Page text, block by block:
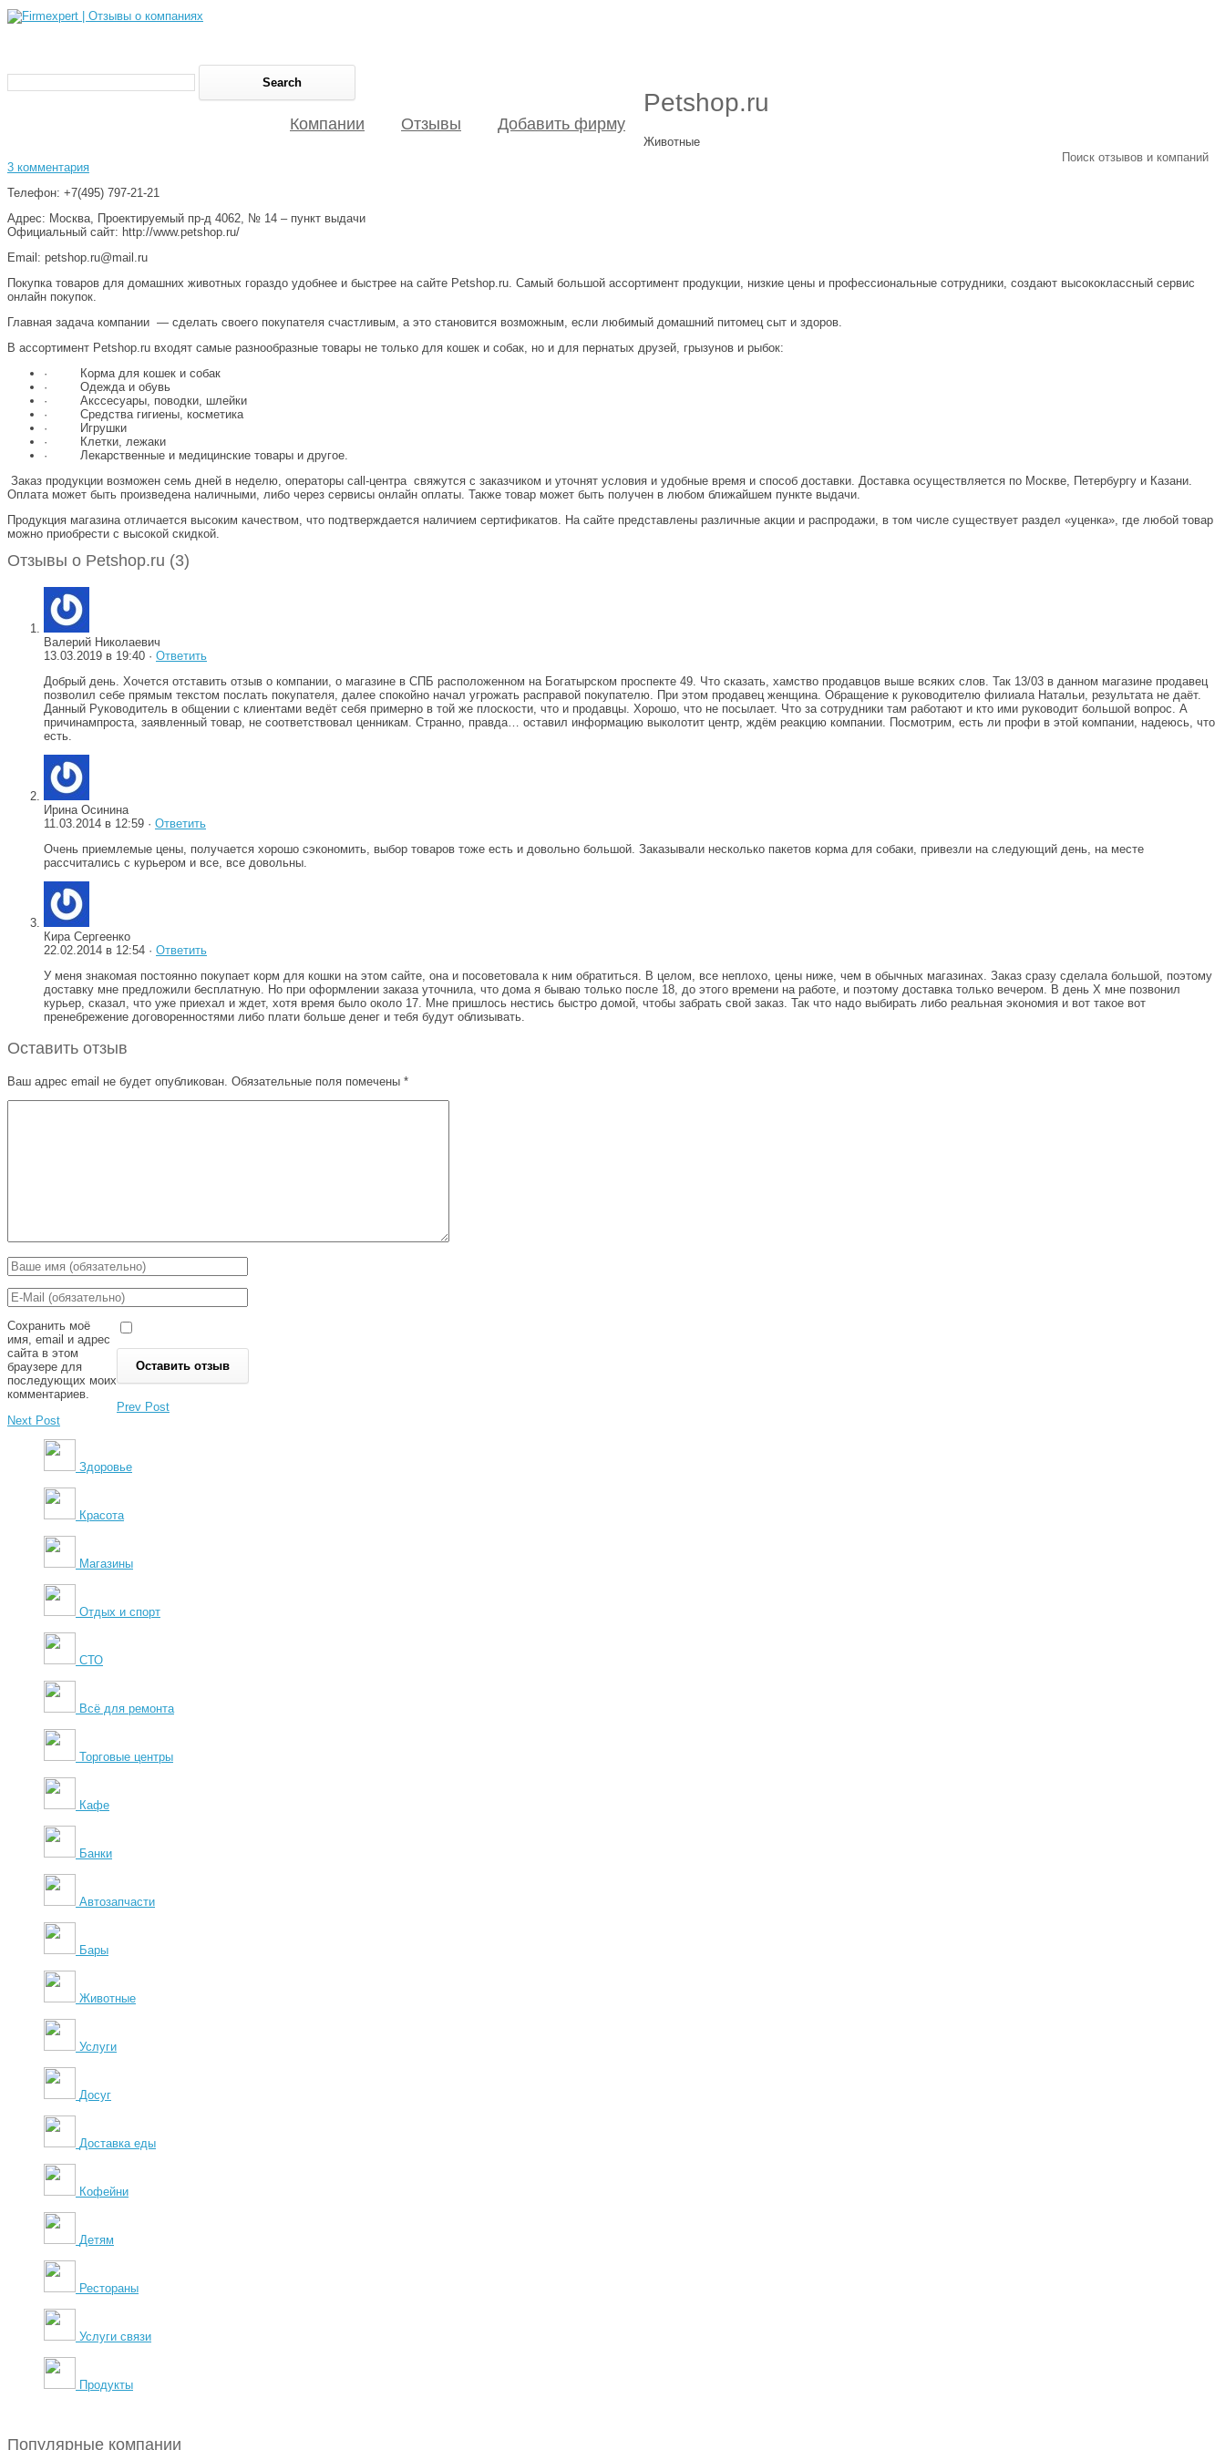
Поиск отзывов и компаний
Компании Отзывы Добавить фирму
Petshop.ru
Животные
3 комментария
Телефон: +7(495) 797-21-21
Адрес: Москва, Проектируемый пр-д 4062, № 14 – пункт выдачи
Официальный сайт: http://www.petshop.ru/
Email: petshop.ru@mail.ru
Покупка товаров для домашних животных гораздо удобнее и быстрее на сайте Petshop.ru. Самый большой ассортимент продукции, низкие цены и профессиональные сотрудники, создают высококлассный сервис
онлайн покупок.
Главная задача компании — сделать своего покупателя счастливым, а это становится возможным, если любимый домашний питомец сыт и здоров.
В ассортимент Petshop.ru входят самые разнообразные товары не только для кошек и собак, но и для пернатых друзей, грызунов и рыбок:
· Корма для кошек и собак
· Одежда и обувь
· Акссесуары, поводки, шлейки
· Средства гигиены, косметика
· Игрушки
· Клетки, лежаки
· Лекарственные и медицинские товары и другое.
Заказ продукции возможен семь дней в неделю, операторы call-центра свяжутся с заказчиком и уточнят условия и удобные время и способ доставки. Доставка осуществляется по Москве, Петербургу и Казани.
Оплата может быть произведена наличными, либо через сервисы онлайн оплаты. Также товар может быть получен в любом ближайшем пункте выдачи.
Продукция магазина отличается высоким качеством, что подтверждается наличием сертификатов. На сайте представлены различные акции и распродажи, в том числе существует раздел «уценка», где любой товар
можно приобрести с высокой скидкой.
Отзывы о Petshop.ru (3)
Валерий Николаевич
13.03.2019 в 19:40 · Ответить
Добрый день. Хочется отставить отзыв о компании, о магазине в СПБ расположенном на Богатырском проспекте 49. Что сказать, хамство продавцов выше всяких слов. Так 13/03 в данном магазине продавец
позволил себе прямым текстом послать покупателя, далее спокойно начал угрожать расправой покупателю. При этом продавец женщина. Обращение к руководителю филиала Натальи, результата не даёт.
Данный Руководитель в общении с клиентами ведёт себя примерно в той же плоскости, что и продавцы. Хорошо, что не посылает. Что за сотрудники там работают и кто ими руководит большой вопрос. А
причинампроста, заявленный товар, не соответствовал ценникам. Странно, правда… оставил информацию выколотит центр, ждём реакцию компании. Посмотрим, есть ли профи в этой компании, надеюсь, что
есть.
Ирина Осинина
11.03.2014 в 12:59 · Ответить
Очень приемлемые цены, получается хорошо сэкономить, выбор товаров тоже есть и довольно большой. Заказывали несколько пакетов корма для собаки, привезли на следующий день, на месте
рассчитались с курьером и все, все довольны.
Кира Сергеенко
22.02.2014 в 12:54 · Ответить
У меня знакомая постоянно покупает корм для кошки на этом сайте, она и посоветовала к ним обратиться. В целом, все неплохо, цены ниже, чем в обычных магазинах. Заказ сразу сделала большой, поэтому
доставку мне предложили бесплатную. Но при оформлении заказа уточнила, что дома я бываю только после 18, до этого времени на работе, и поэтому доставка только вечером. В день Х мне позвонил
курьер, сказал, что уже приехал и ждет, хотя время было около 17. Мне пришлось нестись быстро домой, чтобы забрать свой заказ. Так что надо выбирать либо реальная экономия и вот такое вот
пренебрежение договоренностями либо плати больше денег и тебя будут облизывать.
Оставить отзыв
Ваш адрес email не будет опубликован. Обязательные поля помечены *
Сохранить моё
имя, email и адрес
сайта в этом
браузере для
последующих моих
комментариев.
Prev Post
Next Post
Здоровье
Красота
Магазины
Отдых и спорт
СТО
Всё для ремонта
Торговые центры
Кафе
Банки
Автозапчасти
Бары
Животные
Услуги
Досуг
Доставка еды
Кофейни
Детям
Рестораны
Услуги связи
Продукты
Популярные компании